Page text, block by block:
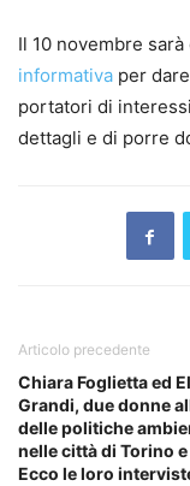
Il 10 novembre
informativa per
portatori di
dettagli e di porre
Articolo precedente
Chiara Foglietta ed
Grandi, due donne
delle politiche
nelle città di Torino
Ecco le loro